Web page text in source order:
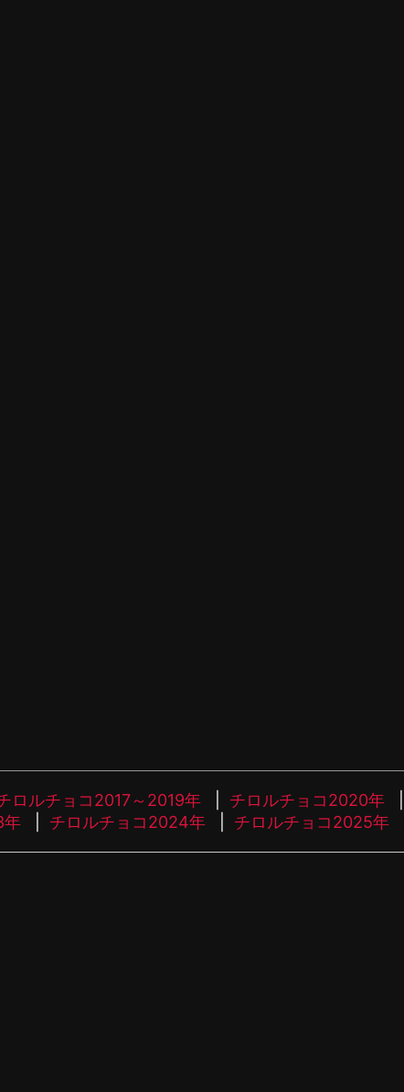
ロルチョコ2017～2019年 チロルチョコ2020年
年
チロルチョコ2024年 チロルチョコ2025年